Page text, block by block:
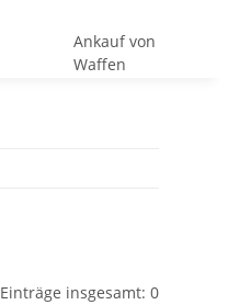
Ankauf von
Waffen
Einträge insgesamt: 0